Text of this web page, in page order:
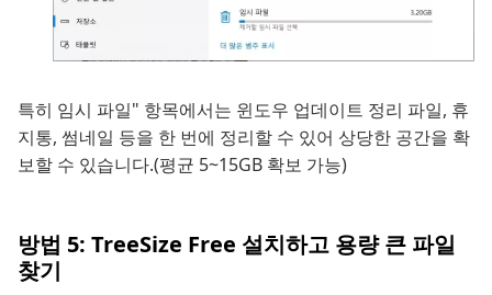
특히 임시 파일" 항목에서는 윈도우 업데이트 정리 파일, 휴
지통, 썸네일 등을 한 번에 정리할 수 있어 상당한 공간을 확
보할 수 있습니다.(평균 5~15GB 확보 가능)
방법 5: TreeSize Free 설치하고 용량 큰 파일
찾기